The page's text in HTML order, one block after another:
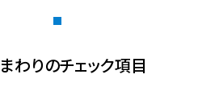
わりのチェック項目